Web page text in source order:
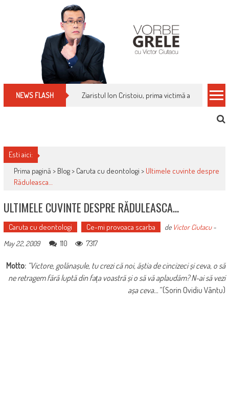
NEWS FLASH Ziaristul Ion Cristoiu, prima victimă a noi
Esti aici:
Prima pagină > Blog> Caruta cu deontologi > Ultimele cuvinte despre
Răduleasca…
ULTIMELE CUVINTE DESPRE RĂDULEASCA…
Caruta cu deontologi Ce-mi provoaca scarba de Victor Ciutacu-
May 22, 2009
110 7317
Motto: “Victore, golănașule, tu crezi că noi, ăștia de cincizeci și ceva, o să
ne retragem fără luptă din fața voastră și o să vă aplaudăm? N-ai să vezi
așa ceva…”(Sorin Ovidiu Vântu)